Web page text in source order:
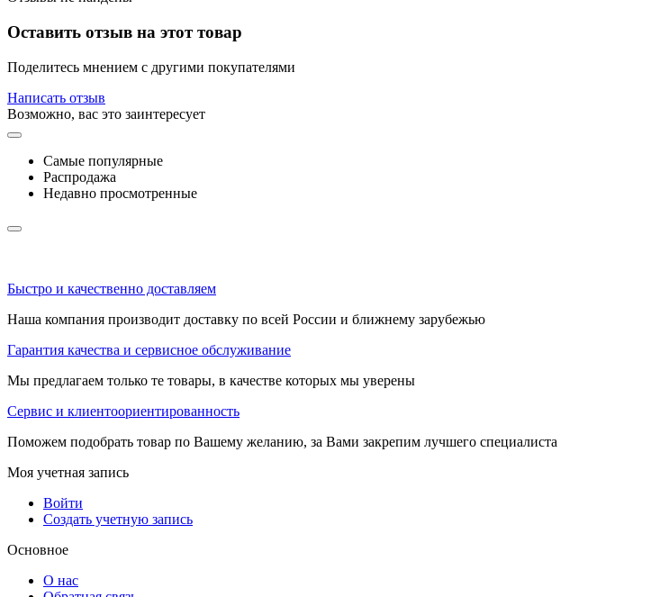
Оставить отзыв на этот товар
Поделитесь мнением с другими покупателями
Написать отзыв
Возможно, вас это заинтересует
Самые популярные
Распродажа
Недавно просмотренные
Быстро и качественно доставляем
Наша компания производит доставку по всей России и ближнему зарубежью
Гарантия качества и сервисное обслуживание
Мы предлагаем только те товары, в качестве которых мы уверены
Сервис и клиентоориентированность
Поможем подобрать товар по Вашему желанию, за Вами закрепим лучшего специалиста
Моя учетная запись
Войти
Создать учетную запись
Основное
О нас